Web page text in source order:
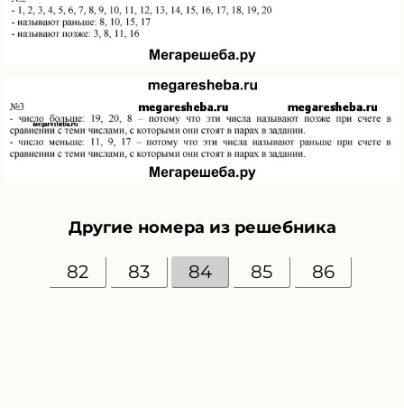
Другие номера из решебника
82 83 84 85 86